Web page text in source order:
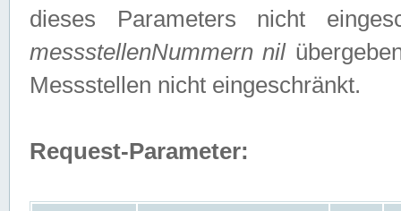
dieses Parameters nicht
messstellenNummern nil
Messstellen nicht eingeschränkt.
Request-Parameter: